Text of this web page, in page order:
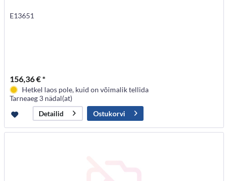
E13651
156,36 € *
Hetkel laos pole, kuid on võimalik tellida
Tarneaeg 3 nädal(at)
Detailid
Ostukorvi